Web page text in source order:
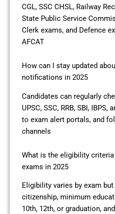
CGL, SSC CHSL, Railway
State Public Service
Clerk exams, and Defence
AFCAT
How can I stay updated
notifications in 2025
Candidates can regularly
UPSC, SSC, RRB, SBI,
to exam alert portals, and
channels
What is the eligibility
exams in 2025
Eligibility varies by exam
citizenship, minimum
10th, 12th, or graduation,